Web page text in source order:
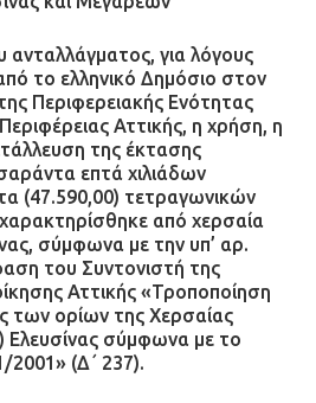
για λόγους
το ελληνικό Δημόσιο στον
Περιφερειακής Ενότητας
Αττικής, η χρήση, η
της έκτασης
επτά χιλιάδων
(47.590,00) τετραγωνικών
από χερσαία
σύμφωνα με την υπ’ αρ.
του Συντονιστή της
Αττικής «Τροποποίηση
των ορίων της Χερσαίας
Ελευσίνας σύμφωνα με το
2001» (Δ΄ 237).